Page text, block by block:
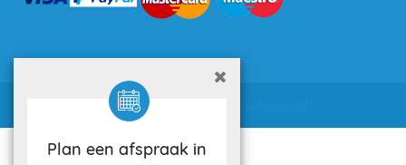
Plan een afspraak in
Powered by